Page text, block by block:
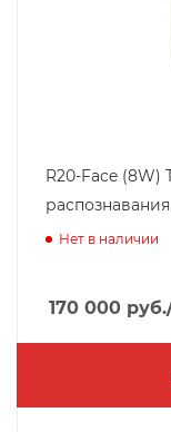
R20-Face
Нет в наличии
170 000 руб.